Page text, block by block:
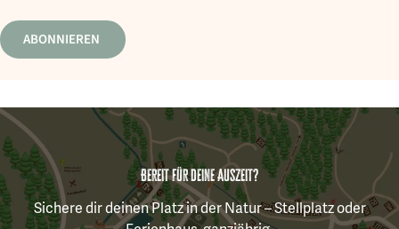
Bereit für deine Auszeit?
Sichere dir deinen Platz in der Natur – Stellplatz oder